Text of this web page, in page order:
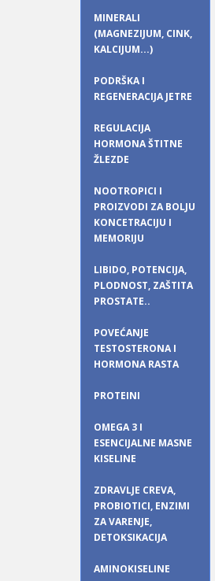
MINERALI
(MAGNEZIJUM, CINK,
KALCIJUM...)
PODRŠKA I
REGENERACIJA JETRE
REGULACIJA
HORMONA ŠTITNE
ŽLEZDE
NOOTROPICI I
PROIZVODI ZA BOLJU
KONCETRACIJU I
MEMORIJU
LIBIDO, POTENCIJA,
PLODNOST, ZAŠTITA
PROSTATE..
POVEĆANJE
TESTOSTERONA I
HORMONA RASTA
PROTEINI
OMEGA 3 I
ESENCIJALNE MASNE
KISELINE
ZDRAVLJE CREVA,
PROBIOTICI, ENZIMI
ZA VARENJE,
DETOKSIKACIJA
AMINOKISELINE